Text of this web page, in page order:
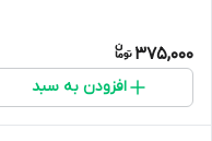
375,000
افزودن به سبد